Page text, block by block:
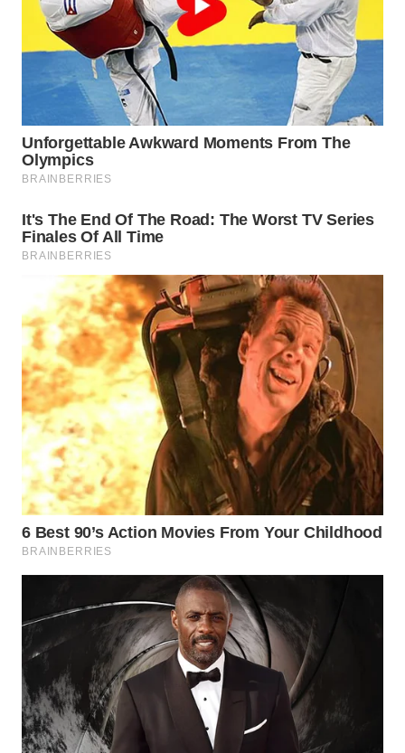
WN
SIMALUNGUN
WN
LABUHANBATU
WN
TAPANULI
WN DELI
SERDANG
WN
TEBING
TINGGI
WN
PAKPAK
WN
KARAWANG
BEKASI
BOGOR
DEPOK
WN
TAPANULI